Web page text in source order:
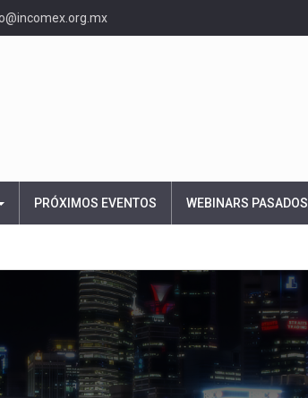
PRÓXIMOS EVENTOS WEBINARS PASADOS